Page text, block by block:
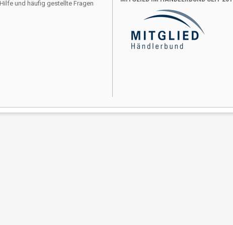
und häufig gestellte Fragen